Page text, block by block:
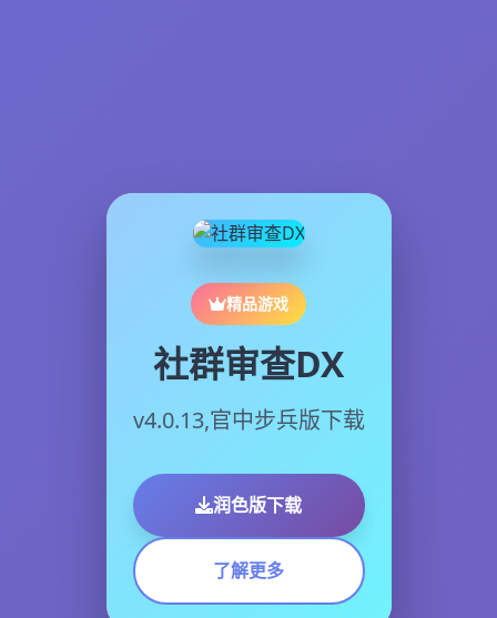
精品游戏
社群审查DX
v4.0.13,官中步兵版下载
润色版下载
了解更多